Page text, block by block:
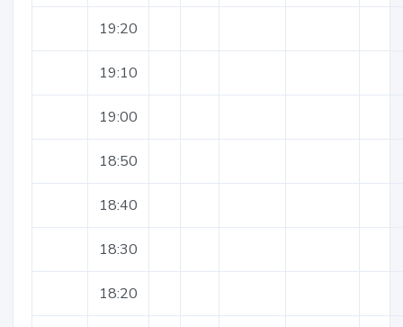
19:20
19:10
19:00
18:50
18:40
18:30
18:20